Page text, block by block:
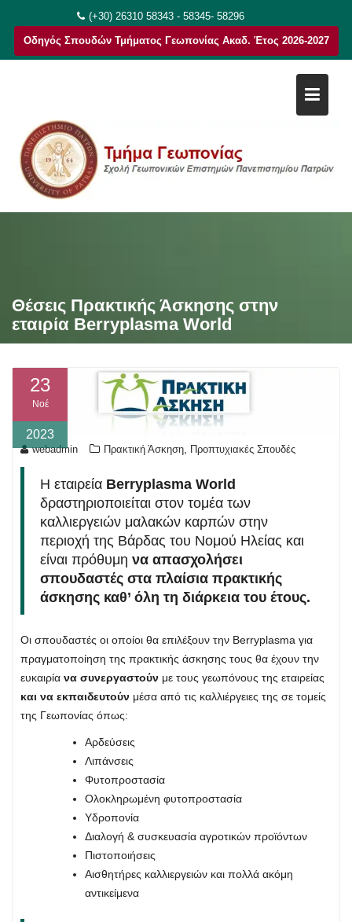
στο
περιεχόμενο
(+30) 26310 58343 - 58345- 58296
Οδηγός Σπουδών Τμήματος Γεωπονίας Ακαδ. Έτος 2026-2027
Θέσεις Πρακτικής Άσκησης στην
εταιρία Berryplasma World
23
Νοέ
2023
webadmin Πρακτική Άσκηση Προπτυχιακές Σπουδές
Η εταιρεία Berryplasma World
δραστηριοποιείται στον τομέα των
καλλιεργειών μαλακών καρπών στην
περιοχή της Βάρδας του Νομού Ηλείας και
είναι πρόθυμη να απασχολήσει
σπουδαστές στα πλαίσια πρακτικής
άσκησης καθ’ όλη τη διάρκεια του έτους.
Οι σπουδαστές οι οποίοι θα επιλέξουν την Berryplasma για
πραγματοποίηση της πρακτικής άσκησης τους θα έχουν την
ευκαιρία να συνεργαστούν με τους γεωπόνους της εταιρείας
και να εκπαιδευτούν μέσα από τις καλλιέργειες της σε τομείς
της Γεωπονίας όπως:
Αρδεύσεις
Λιπάνσεις
Φυτοπροστασία
Ολοκληρωμένη φυτοπροστασία
Υδροπονία
Διαλογή & συσκευασία αγροτικών προϊόντων
Πιστοποιήσεις
Αισθητήρες καλλιεργειών και πολλά ακόμη
αντικείμενα